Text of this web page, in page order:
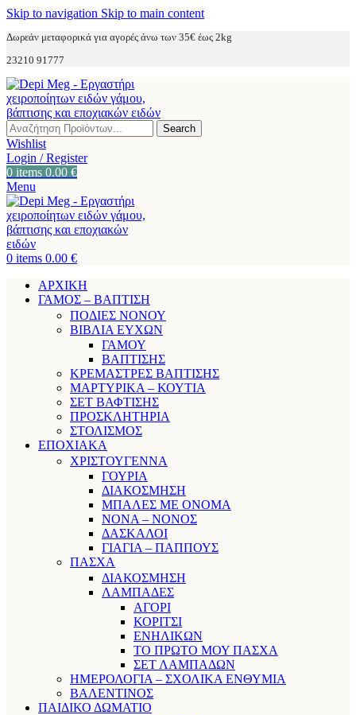
Skip to navigation Skip to main content
Δωρεάν μεταφορικά για αγορές άνω των 35€ έως 2kg
23210 91777
Search
Wishlist
Login / Register
0 items 0.00 €
Menu
0 items 0.00 €
ΑΡΧΙΚΗ
ΓΑΜΟΣ – ΒΑΠΤΙΣΗ
ΠΟΔΙΕΣ ΝΟΝΟΥ
ΒΙΒΛΙΑ ΕΥΧΩΝ
ΓΑΜΟΥ
ΒΑΠΤΙΣΗΣ
ΚΡΕΜΑΣΤΡΕΣ ΒΑΠΤΙΣΗΣ
ΜΑΡΤΥΡΙΚΑ – ΚΟΥΤΙΑ
ΣΕΤ ΒΑΦΤΙΣΗΣ
ΠΡΟΣΚΛΗΤΗΡΙΑ
ΣΤΟΛΙΣΜΟΣ
ΕΠΟΧΙΑΚΑ
ΧΡΙΣΤΟΥΓΕΝΝΑ
ΓΟΥΡΙΑ
ΔΙΑΚΟΣΜΗΣΗ
ΜΠΑΛΕΣ ΜΕ ΟΝΟΜΑ
ΝΟΝΑ – ΝΟΝΟΣ
ΔΑΣΚΑΛΟΙ
ΓΙΑΓΙΑ – ΠΑΠΠΟΥΣ
ΠΑΣΧΑ
ΔΙΑΚΟΣΜΗΣΗ
ΛΑΜΠΑΔΕΣ
ΑΓΟΡΙ
ΚΟΡΙΤΣΙ
ΕΝΗΛΙΚΩΝ
ΤΟ ΠΡΩΤΟ ΜΟΥ ΠΑΣΧΑ
ΣΕΤ ΛΑΜΠΑΔΩΝ
ΗΜΕΡΟΛΟΓΙΑ – ΣΧΟΛΙΚΑ ΕΝΘΥΜΙΑ
ΒΑΛΕΝΤΙΝΟΣ
ΠΑΙΔΙΚΟ ΔΩΜΑΤΙΟ